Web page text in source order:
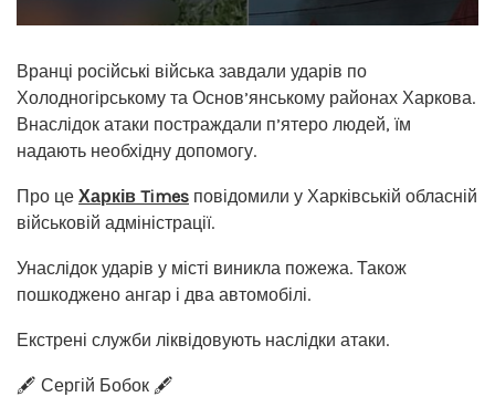
Вранці російські війська завдали ударів по
Холодногірському та Основ’янському районах Харкова.
Внаслідок атаки постраждали п’ятеро людей, їм
надають необхідну допомогу.
Про це Харків Times повідомили у Харківській обласній
військовій адміністрації.
Унаслідок ударів у місті виникла пожежа. Також
пошкоджено ангар і два автомобілі.
Екстрені служби ліквідовують наслідки атаки.
🖋️ Сергій Бобок 🖋️